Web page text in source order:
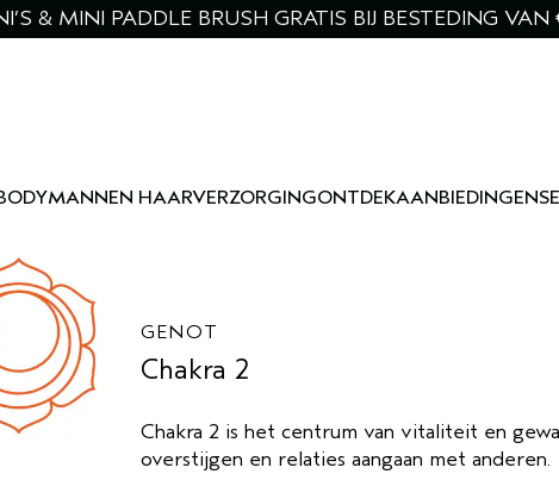
& MINI PADDLE BRUSH GRATIS BIJ BESTEDING VAN
MANNEN HAARVERZORGINGONTDEKAANBIEDINGEN
GENOT
Chakra 2
Chakra 2 is het centrum van vitaliteit en
overstijgen en relaties aangaan met anderen.